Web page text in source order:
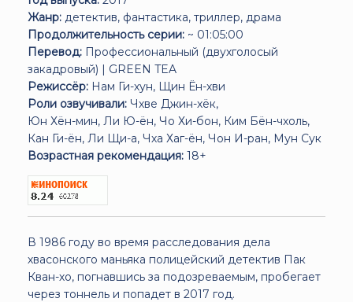
Жанр: детектив, фантастика, триллер, драма
Продолжительность серии: ~ 01:05:00
Перевод: Профессиональный (двухголосый
закадровый) | GREEN TEA
Режиссёр: Нам Ги-хун, Щин Ён-хви
Роли озвучивали: Чхве Джин-хёк,
Юн Хён-мин, Ли Ю-ён, Чо Хи-бон, Ким Бён-чхоль,
Кан Ги-ён, Ли Щи-а, Чха Хаг-ён, Чон И-ран, Мун Сук
Возрастная рекомендация: 18+
В 1986 году во время расследования дела
хвасонского маньяка полицейский детектив Пак
Кван-хо, погнавшись за подозреваемым, пробегает
через тоннель и попадет в 2017 год.